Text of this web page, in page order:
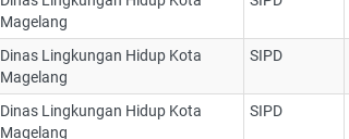
Magelang
Dinas Lingkungan Hidup Kota
Magelang
SIPD
Dinas Lingkungan Hidup Kota
Magelang
SIPD